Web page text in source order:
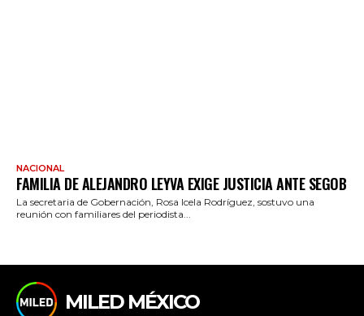
NACIONAL
FAMILIA DE ALEJANDRO LEYVA EXIGE JUSTICIA ANTE SEGOB
La secretaria de Gobernación, Rosa Icela Rodríguez, sostuvo una
reunión con familiares del periodista...
MILED MÉXICO